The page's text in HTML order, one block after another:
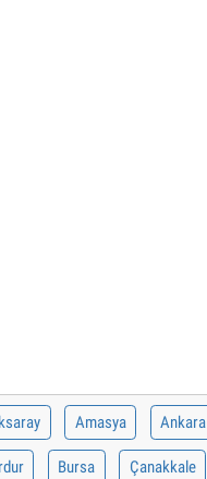
Amasya Ankara
Bursa Çanakkale